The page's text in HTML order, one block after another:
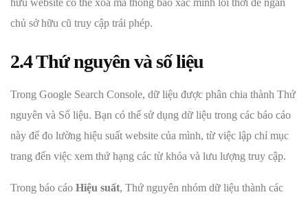
hữu website có thể xóa mã thông báo xác minh lỗi thời để ngăn
chủ sở hữu cũ truy cập trái phép.
2.4 Thứ nguyên và số liệu
Trong Google Search Console, dữ liệu được phân chia thành Thứ
nguyên và Số liệu. Bạn có thể sử dụng dữ liệu trong các báo cáo
này để đo lường hiệu suất website của mình, từ việc lập chỉ mục
trang đến việc xem thứ hạng các từ khóa và lưu lượng truy cập.
Trong báo cáo Hiệu suất, Thứ nguyên nhóm dữ liệu thành các